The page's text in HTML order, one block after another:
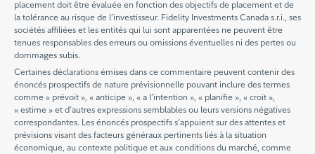
placement doit être évaluée en fonction des objectifs de placement et de
la tolérance au risque de l’investisseur. Fidelity Investments Canada s.r.i., ses
sociétés affiliées et les entités qui lui sont apparentées ne peuvent être
tenues responsables des erreurs ou omissions éventuelles ni des pertes ou
dommages subis.
Certaines déclarations émises dans ce commentaire peuvent contenir des
énoncés prospectifs de nature prévisionnelle pouvant inclure des termes
comme « prévoit », « anticipe », « a l’intention », « planifie », « croit »,
« estime » et d’autres expressions semblables ou leurs versions négatives
correspondantes. Les énoncés prospectifs s’appuient sur des attentes et
prévisions visant des facteurs généraux pertinents liés à la situation
économique, au contexte politique et aux conditions du marché, comme